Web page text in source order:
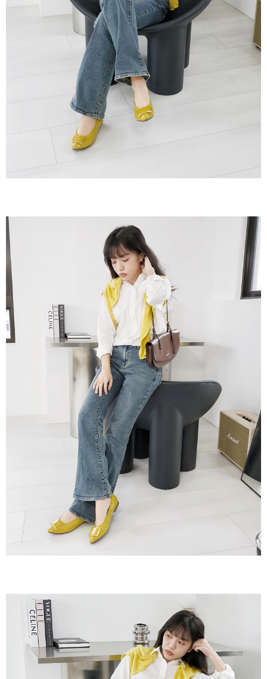
１．透過由恩沛科技股份有限公司提供之「AFTEE先享後付」服務完成之交
易，需依本服務之必要範圍內提供個人資料，並將交易相關給付款項請求債
權轉讓予恩沛科技股份有限公司。
２．關於個人資料處理事宜，請瀏覽以下網址：
https://aftee.tw/terms/#terms3
３．未成年的使用者請事先徵得法定代理人或監護人之同意方可使用
「AFTEE先享後付」，若未經同意申辦者引起之損失，本公司不負相關責
４．使用「AFTEE先享後付」時，將依據個別帳號之用戶狀況，依本公司即
時審查核予不同之上限額度；若仍有額度不足之情形，本公司將視審查結果
請求用戶進行身份認證。
５．嚴禁一人註冊多個帳號或使用他人資訊註冊。若發現惡意使用之情形，
恩沛科技股份有限公司將有權停止該用戶之使用額度並採取法律行動。
每筆NT$60，滿NT$800(含以上)免運費
查看運費